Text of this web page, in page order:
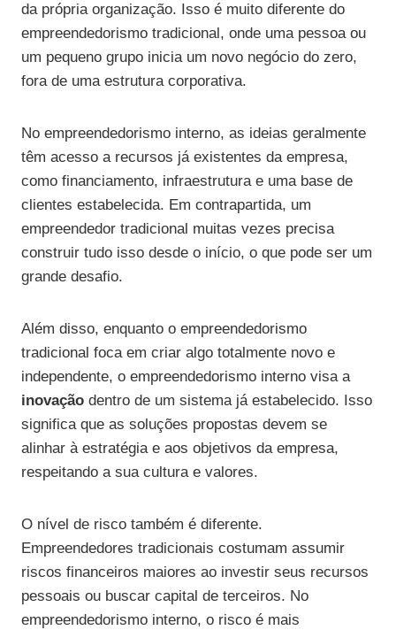
da própria organização. Isso é muito diferente do
empreendedorismo tradicional, onde uma pessoa ou
um pequeno grupo inicia um novo negócio do zero,
fora de uma estrutura corporativa.
No empreendedorismo interno, as ideias geralmente
têm acesso a recursos já existentes da empresa,
como financiamento, infraestrutura e uma base de
clientes estabelecida. Em contrapartida, um
empreendedor tradicional muitas vezes precisa
construir tudo isso desde o início, o que pode ser um
grande desafio.
Além disso, enquanto o empreendedorismo
tradicional foca em criar algo totalmente novo e
independente, o empreendedorismo interno visa a
inovação dentro de um sistema já estabelecido. Isso
significa que as soluções propostas devem se
alinhar à estratégia e aos objetivos da empresa,
respeitando a sua cultura e valores.
O nível de risco também é diferente.
Empreendedores tradicionais costumam assumir
riscos financeiros maiores ao investir seus recursos
pessoais ou buscar capital de terceiros. No
empreendedorismo interno, o risco é mais